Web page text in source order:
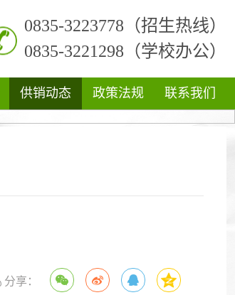
0835-3223778（招生热线）
0835-3221298（学校办公）
供销动态 政策法规 联系我们
分享：